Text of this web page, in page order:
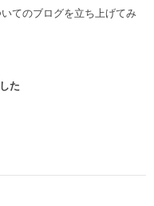
てのブログを立ち上げてみ
た